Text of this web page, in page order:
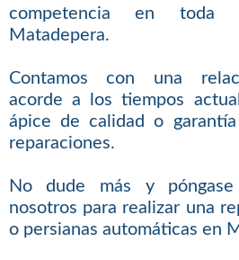
competencia en toda
Matadepera.
Contamos con una
acorde a los tiempos
ápice de calidad o
reparaciones.
No dude más y
nosotros para realizar una
o persianas automáticas en